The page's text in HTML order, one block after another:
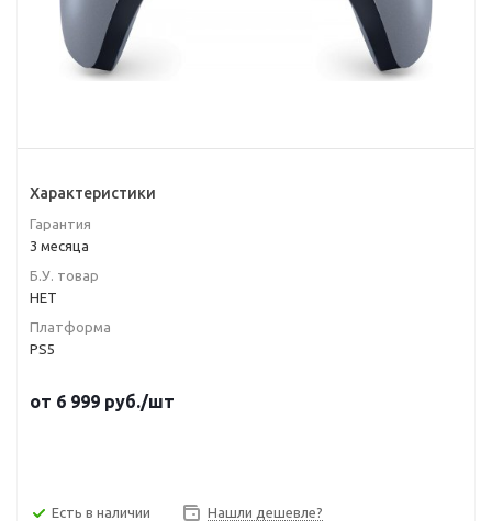
Характеристики
Гарантия
3 месяца
Б.У. товар
НЕТ
Платформа
PS5
от 6 999 руб./шт
Есть в наличии Нашли дешевле?